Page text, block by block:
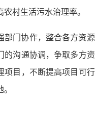
农村生活污水治理率。
部门协作，整合各方资
的沟通协调，争取多方
项目，不断提高项目可